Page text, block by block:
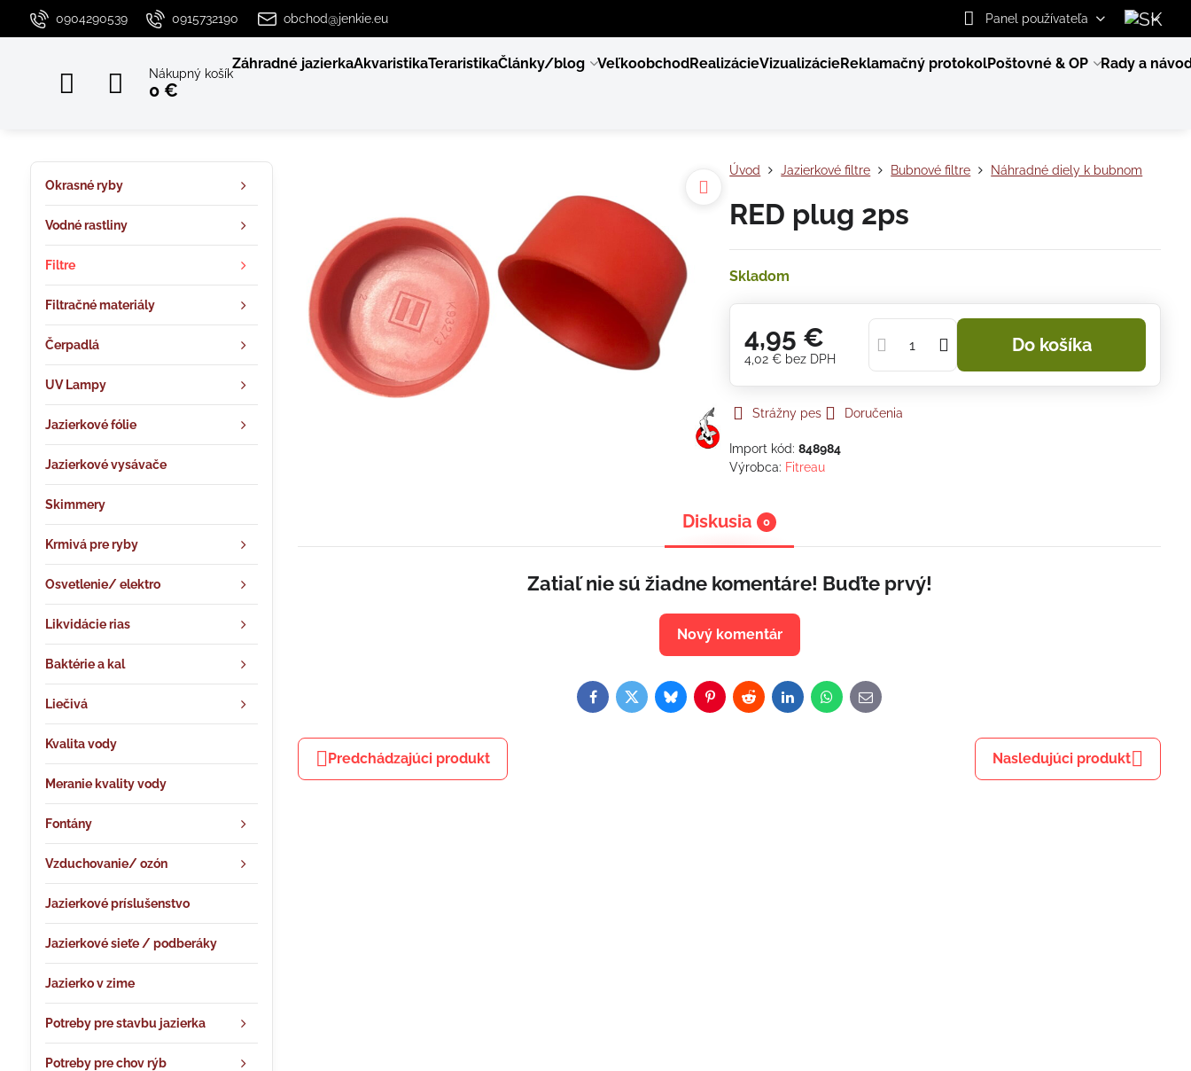
0904290539 0915732190 obchod@jenkie.eu Panel používateľa
Nákupný košík
0 €
Záhradné jazierkaAkvaristikaTeraristikaČlánky/blog VeľkoobchodRealizácieVizualizácieReklamačný protokolPoštovné & OP Rady a
Úvod Jazierkové filtre Bubnové filtre Náhradné diely k bubnom
RED plug 2ps
Skladom
4,95 €
4,02 € bez DPH
Do košíka
Strážny pes Doručenia
Import kód:848984
Výrobca: Fitreau
Diskusia 0
Zatiaľ nie sú žiadne komentáre! Buďte prvý!
Nový komentár
Facebook
TwitterBlueskyPinterestRedditLinkedInWhatsApp
E-
mail
Predchádzajúci produkt Nasledujúci produkt
Okrasné ryby
Vodné rastliny
Filtre
Filtračné materiály
Čerpadlá
UV Lampy
Jazierkové fólie
Jazierkové vysávače
Skimmery
Krmivá pre ryby
Osvetlenie/ elektro
Likvidácie rias
Baktérie a kal
Liečivá
Kvalita vody
Meranie kvality vody
Fontány
Vzduchovanie/ ozón
Jazierkové príslušenstvo
Jazierkové sieťe / podberáky
Jazierko v zime
Potreby pre stavbu jazierka
Potreby pre chov rýb